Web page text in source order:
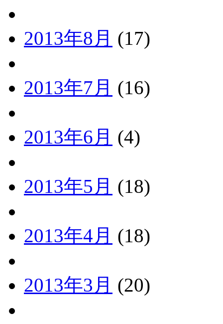
2013年8月 (17)
2013年7月 (16)
2013年6月 (4)
2013年5月 (18)
2013年4月 (18)
2013年3月 (20)